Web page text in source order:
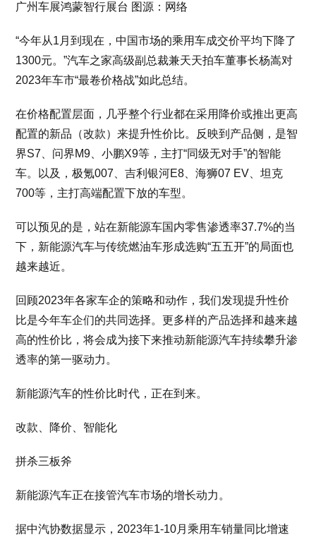
广州车展鸿蒙智行展台 图源：网络
“今年从1月到现在，中国市场的乘用车成交价平均下降了
1300元。”汽车之家高级副总裁兼天天拍车董事长杨嵩对
2023年车市“最卷价格战”如此总结。
在价格配置层面，几乎整个行业都在采用降价或推出更高
配置的新品（改款）来提升性价比。反映到产品侧，是智
界S7、问界M9、小鹏X9等，主打“同级无对手”的智能
车。以及，极氪007、吉利银河E8、海狮07 EV、坦克
700等，主打高端配置下放的车型。
可以预见的是，站在新能源车国内零售渗透率37.7%的当
下，新能源汽车与传统燃油车形成选购“五五开”的局面也
越来越近。
回顾2023年各家车企的策略和动作，我们发现提升性价
比是今年车企们的共同选择。更多样的产品选择和越来越
高的性价比，将会成为接下来推动新能源汽车持续攀升渗
透率的第一驱动力。
新能源汽车的性价比时代，正在到来。
改款、降价、智能化
拼杀三板斧
新能源汽车正在接管汽车市场的增长动力。
据中汽协数据显示，2023年1-10月乘用车销量同比增速